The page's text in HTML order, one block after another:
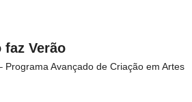
Verão
Programa Avançado de Criação em Artes